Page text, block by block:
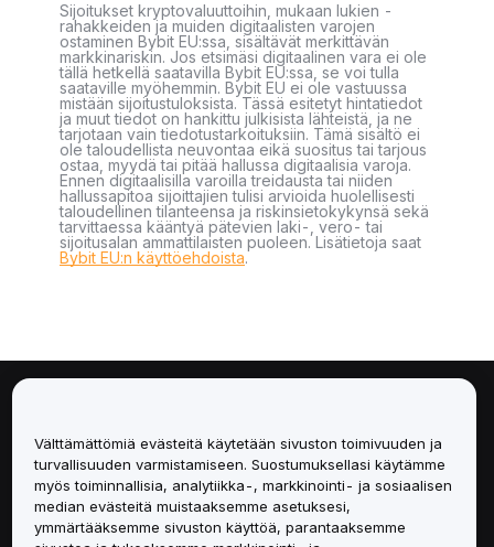
Sijoitukset kryptovaluuttoihin, mukaan lukien -
rahakkeiden ja muiden digitaalisten varojen
ostaminen Bybit EU:ssa, sisältävät merkittävän
markkinariskin. Jos etsimäsi digitaalinen vara ei ole
tällä hetkellä saatavilla Bybit EU:ssa, se voi tulla
saataville myöhemmin. Bybit EU ei ole vastuussa
mistään sijoitustuloksista. Tässä esitetyt hintatiedot
ja muut tiedot on hankittu julkisista lähteistä, ja ne
tarjotaan vain tiedotustarkoituksiin. Tämä sisältö ei
ole taloudellista neuvontaa eikä suositus tai tarjous
ostaa, myydä tai pitää hallussa digitaalisia varoja.
Ennen digitaalisilla varoilla treidausta tai niiden
hallussapitoa sijoittajien tulisi arvioida huolellisesti
taloudellinen tilanteensa ja riskinsietokykynsä sekä
tarvittaessa kääntyä pätevien laki-, vero- tai
sijoitusalan ammattilaisten puoleen. Lisätietoja saat
Bybit EU:n käyttöehdoista.
Palvelut
Tuki
Välttämättömiä evästeitä käytetään sivuston toimivuuden ja
turvallisuuden varmistamiseen. Suostumuksellasi käytämme
myös toiminnallisia, analytiikka-, markkinointi- ja sosiaalisen
median evästeitä muistaaksemme asetuksesi,
ymmärtääksemme sivuston käyttöä, parantaaksemme